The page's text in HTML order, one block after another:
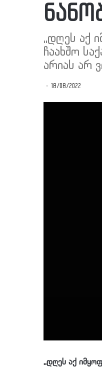
,,დღეს აქ
ჩაახშო
არიას არ
18/08/2022
,,დღეს აქ